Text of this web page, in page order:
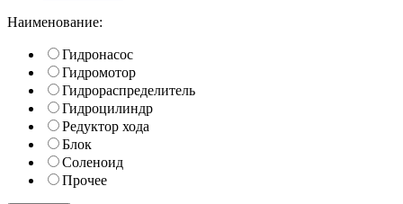
Наименование:
Гидронасос
Гидромотор
Гидрораспределитель
Гидроцилиндр
Редуктор хода
Блок
Соленоид
Прочее